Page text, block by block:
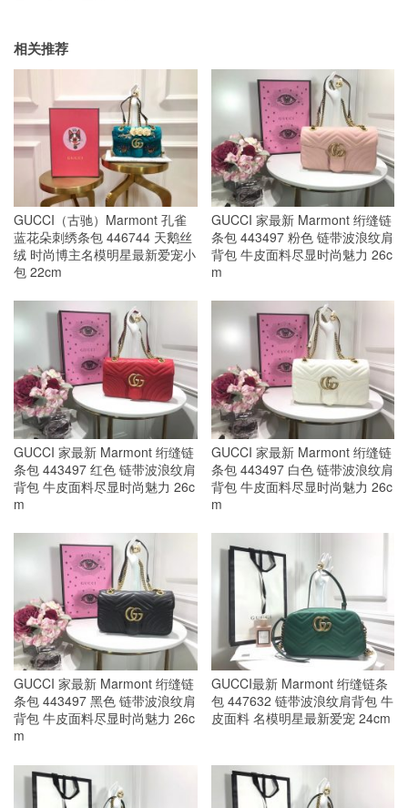
相关推荐
GUCCI（古驰）Marmont 孔雀
蓝花朵刺绣条包 446744 天鹅丝
绒 时尚博主名模明星最新爱宠小
包 22cm
GUCCI 家最新 Marmont 绗缝链
条包 443497 粉色 链带波浪纹肩
背包 牛皮面料尽显时尚魅力 26c
m
GUCCI 家最新 Marmont 绗缝链
条包 443497 红色 链带波浪纹肩
背包 牛皮面料尽显时尚魅力 26c
m
GUCCI 家最新 Marmont 绗缝链
条包 443497 白色 链带波浪纹肩
背包 牛皮面料尽显时尚魅力 26c
m
GUCCI 家最新 Marmont 绗缝链
条包 443497 黑色 链带波浪纹肩
背包 牛皮面料尽显时尚魅力 26c
m
GUCCI最新 Marmont 绗缝链条
包 447632 链带波浪纹肩背包 牛
皮面料 名模明星最新爱宠 24cm